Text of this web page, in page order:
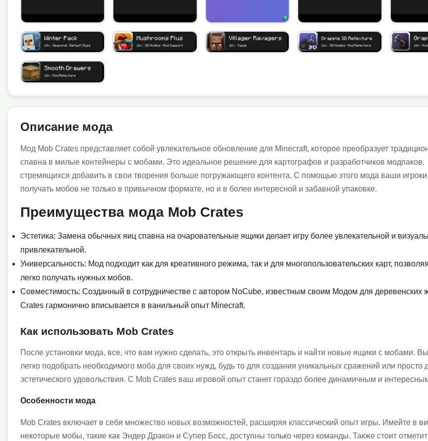
Описание мода
Мод Mob Crates представляет собой увлекательное обновление для Minecraft, которое преобразует
спавна в милые контейнеры с мобами. Это идеальное решение для картографов и разработчиков модпаков,
стремящихся добавить в свои творения больше погружающего контента. С помощью этого мода ваши игроки
получать мобов не только в привычном формате, но и в более интересной и забавной упаковке.
Преимущества мода Mob Crates
Эстетика: Замена обычных яиц спавна на очаровательные ящики делает игру более увлекательной и
привлекательной.
Универсальность: Мод подходит как для креативного режима, так и для многопользовательских карт,
легко получать нужных мобов.
Совместимость: Созданный в сотрудничестве с автором NoCube, известным своим Модом для деревенских
Crates гармонично вписывается в ванильный опыт Minecraft.
Как использовать Mob Crates
После установки мода, все, что вам нужно сделать, это открыть инвентарь и найти новые ящики с мобами.
легко подобрать необходимого моба для своих нужд, будь то для создания уникальных сражений или просто
эстетического удовольствия. С Mob Crates ваш игровой опыт станет гораздо более динамичным и
Особенности мода
Mob Crates включает в себя множество новых возможностей, расширяя классический опыт игры. Имейте в
некоторые мобы, такие как Эндер Дракон и Супер Босс, доступны только через команды. Также стоит